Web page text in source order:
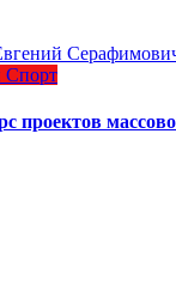
Спорт
проектов